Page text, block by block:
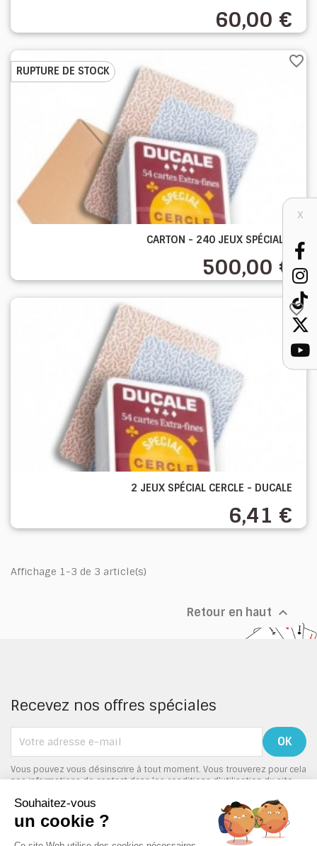
60,00 €
CARTON - 240 JEUX SPÉCIAL...
500,00 €
RUPTURE DE STOCK
favorite_border
2 JEUX SPÉCIAL CERCLE - DUCALE
6,41 €
favorite_border
Affichage 1-3 de 3 article(s)
Retour en haut 
X
Recevez nos offres spéciales
Vous pouvez vous désinscrire à tout moment. Vous trouverez pour cela
nos informations de contact dans les conditions d'utilisation du site.